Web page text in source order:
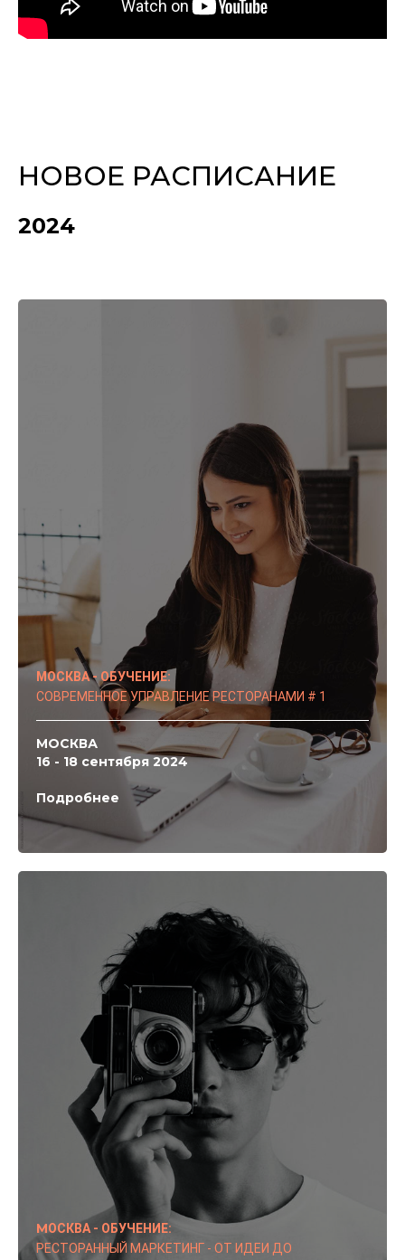
НОВОЕ РАСПИСАНИЕ
2024
МОСКВА - ОБУЧЕНИЕ:
СОВРЕМЕННОЕ УПРАВЛЕНИЕ РЕСТОРАНАМИ # 1
МОСКВА
16 - 18 сентября 2024
Подробнее
МОСКВА - ОБУЧЕНИЕ:
РЕСТОРАННЫЙ МАРКЕТИНГ - ОТ ИДЕИ ДО